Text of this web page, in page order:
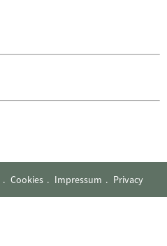
Cookies Impressum Privacy